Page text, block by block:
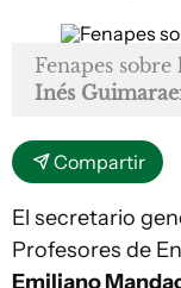
Fenapes
Inés
Compartir
El secretario
Profesores de
Emiliano